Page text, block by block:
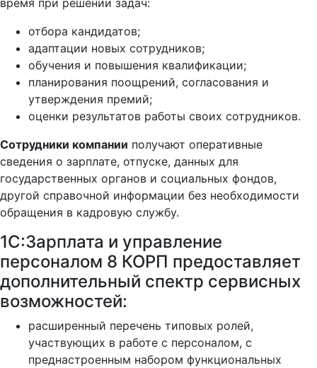
время при решении задач:
отбора кандидатов;
адаптации новых сотрудников;
обучения и повышения квалификации;
планирования поощрений, согласования и
утверждения премий;
оценки результатов работы своих сотрудников.
Сотрудники компании получают оперативные
сведения о зарплате, отпуске, данных для
государственных органов и социальных фондов,
другой справочной информации без необходимости
обращения в кадровую службу.
1С:Зарплата и управление
персоналом 8 КОРП предоставляет
дополнительный спектр сервисных
возможностей:
расширенный перечень типовых ролей,
участвующих в работе с персоналом, с
преднастроенным набором функциональных